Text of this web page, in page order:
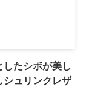
したシボが美し
シュリンクレザ